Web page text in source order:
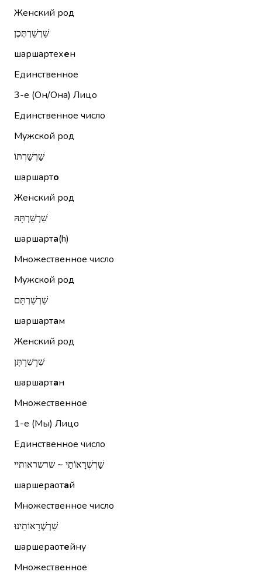
Женский род
שַׁרְשַׁרְתְּכֶן
шаршартехен
Единственное
3-е (Он/Она) Лицо
Единственное число
Мужской род
שַׁרְשַׁרְתּוֹ
шаршарто
Женский род
שַׁרְשַׁרְתָּהּ
шаршарта(h)
Множественное число
Мужской род
שַׁרְשַׁרְתָּם
шаршартам
Женский род
שַׁרְשַׁרְתָּן
шаршартан
Множественное
1-е (Мы) Лицо
Единственное число
שַׁרְשְׁרָאוֹתַי ~ שרשראותיי
шаршераотай
Множественное число
שַׁרְשְׁרָאוֹתֵינוּ
шаршераотейну
Множественное